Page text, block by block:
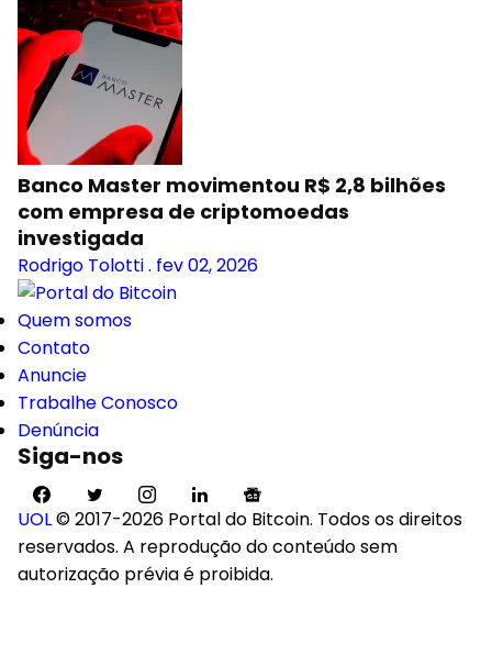
Banco Master movimentou R$ 2,8 bilhões
com empresa de criptomoedas
investigada
Rodrigo Tolotti. fev 02, 2026
Quem somos
Contato
Anuncie
Trabalhe Conosco
Denúncia
Siga-nos
UOL© 2017-2026 Portal do Bitcoin. Todos os direitos
reservados. A reprodução do conteúdo sem
autorização prévia é proibida.